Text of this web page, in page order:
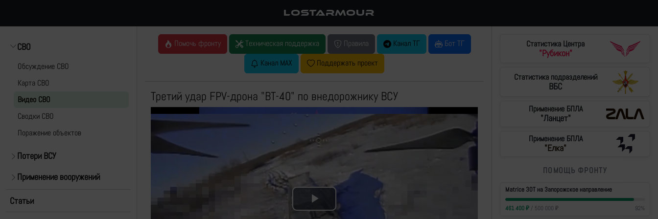
LOSTARMOUR
СВО
Обсуждение СВО
Карта СВО
Видео СВО
Cводки СВО
Поражение объектов
Потери ВСУ
Применение вооружений
Статьи
Помочь фронту Техническая поддержка Правила Канал ТГ
Бот ТГ
Канал MAX
Поддержать проект
Третий удар FPV-дрона "ВТ-40" по внедорожнику ВСУ
Play
Статистика Центра
"Рубикон"
Статистика подразделений
ВБС
Применение БПЛА
"Ланцет"
Применение БПЛА
"Елка"
ПОМОЩЬ ФРОНТУ
Matrice 30T на Запорожское направление
461 400₽/ 500 000 ₽ 92%